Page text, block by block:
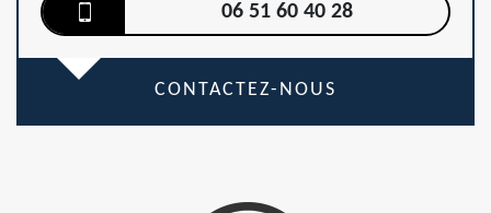
06 51 60 40 28
CONTACTEZ-NOUS